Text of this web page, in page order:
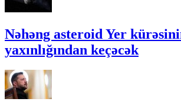
Nəhəng asteroid Yer
yaxınlığından keçəcək